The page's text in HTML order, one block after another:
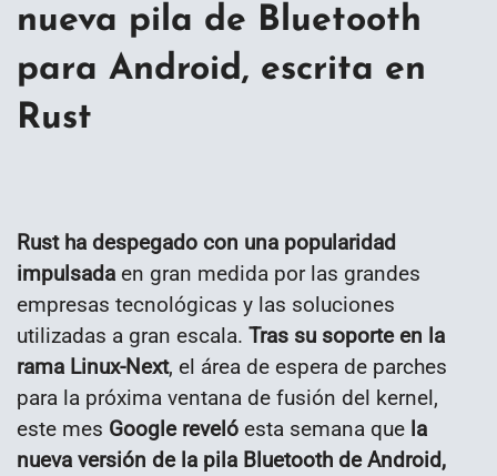
nueva pila de Bluetooth
para Android, escrita en
Rust
Rust ha despegado con una popularidad
impulsada en gran medida por las grandes
empresas tecnológicas y las soluciones
utilizadas a gran escala. Tras su soporte en la
rama Linux-Next, el área de espera de parches
para la próxima ventana de fusión del kernel,
este mes Google reveló esta semana que la
nueva versión de la pila Bluetooth de Android,